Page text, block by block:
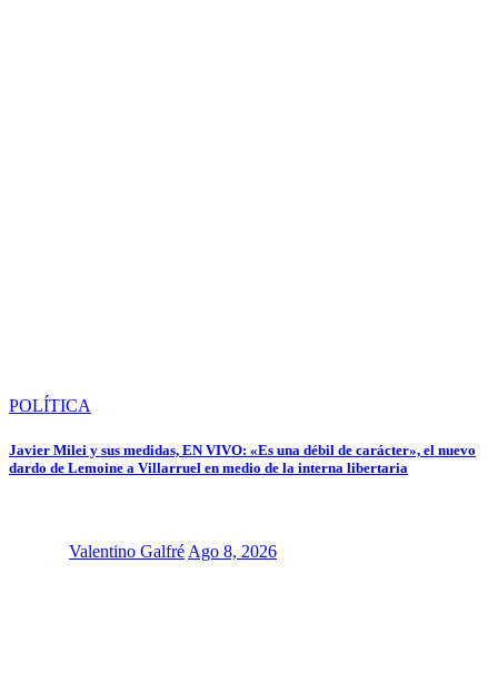
POLÍTICA
Javier Milei y sus medidas, EN VIVO: «Es una débil de carácter», el nuevo
dardo de Lemoine a Villarruel en medio de la interna libertaria
Valentino Galfré Ago 8, 2026